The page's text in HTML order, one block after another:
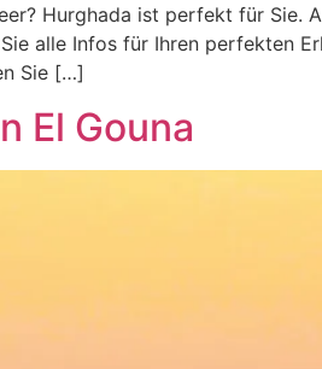
Hurghada ist perfekt für
alle Infos für Ihren perfekten
Sie […]
El Gouna